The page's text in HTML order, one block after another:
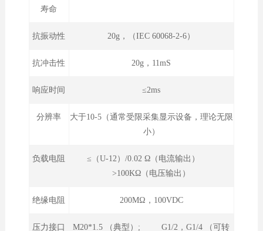
寿命
抗振动性 20g，（IEC 60068-2-6）
抗冲击性 20g，11mS
响应时间 ≤2ms
分辨率
大于10-5（通常受限采集显示设备，理论无限
小）
负载电阻
≤（U-12）/0.02 Ω（电流输出）
>100KΩ（电压输出）
绝缘电阻 200MΩ，100VDC
压力接口 M20*1.5 （典型）; G1/2，G1/4 （可转